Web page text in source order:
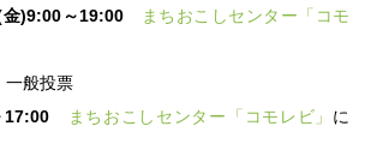
)9:00～19:00
まちおこしセンター「コモ
般投票
17:00
まちおこしセンター「コモレビ」 に